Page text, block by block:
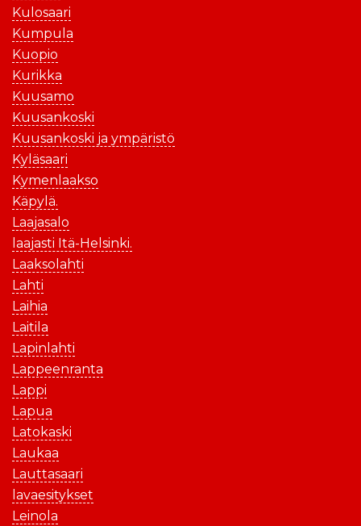
Kulosaari
Kumpula
Kuopio
Kurikka
Kuusamo
Kuusankoski
Kuusankoski ja ympäristö
Kyläsaari
Kymenlaakso
Käpylä.
Laajasalo
laajasti Itä-Helsinki.
Laaksolahti
Lahti
Laihia
Laitila
Lapinlahti
Lappeenranta
Lappi
Lapua
Latokaski
Laukaa
Lauttasaari
lavaesitykset
Leinola